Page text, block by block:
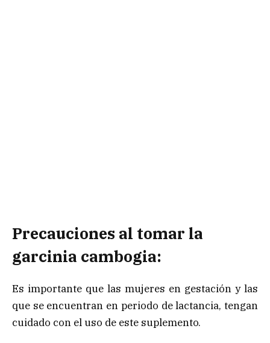
Precauciones al tomar la
garcinia cambogia:
Es importante que las mujeres en gestación y las
que se encuentran en periodo de lactancia, tengan
cuidado con el uso de este suplemento.